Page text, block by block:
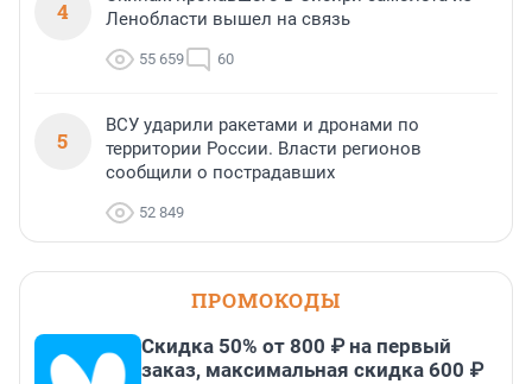
4
Ленобласти вышел на связь
55 659 60
5
ВСУ ударили ракетами и дронами по
территории России. Власти регионов
сообщили о пострадавших
52 849
ПРОМОКОДЫ
Скидка 50% от 800 ₽ на первый
заказ, максимальная скидка 600 ₽